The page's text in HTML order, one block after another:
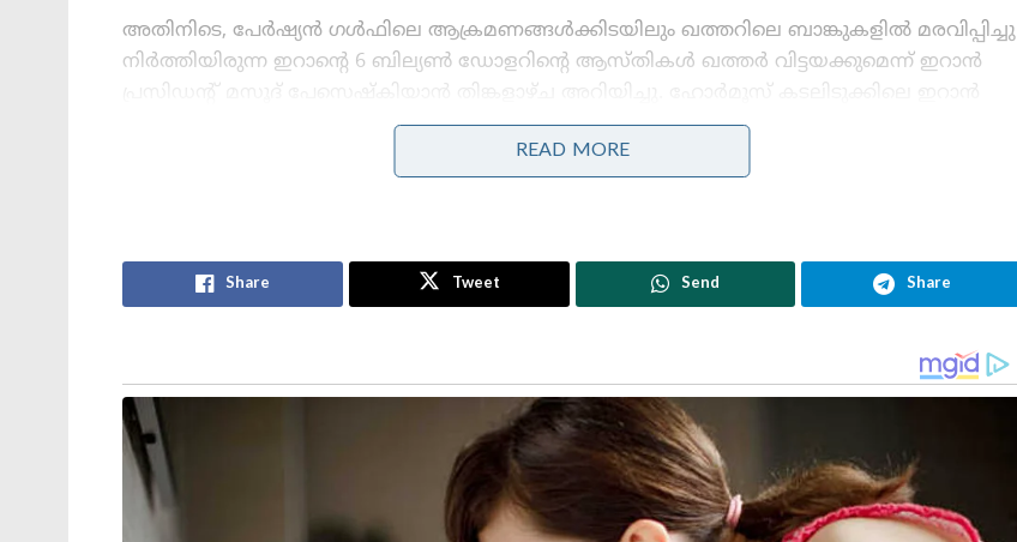
അതിനിടെ, പേർഷ്യൻ ഗൾഫിലെ ആക്രമണങ്ങൾക്കിടയിലും ഖത്തറിലെ ബാങ്കുകളിൽ മരവിപ്പിച്ചു
നിർത്തിയിരുന്ന ഇറാന്റെ 6 ബില്യൺ ഡോളറിന്റെ ആസ്തികൾ ഖത്തർ വിട്ടയക്കുമെന്ന് ഇറാൻ
പ്രസിഡന്റ് മസൂദ് പേസെഷ്കിയാൻ തിങ്കളാഴ്ച അറിയിച്ചു. ഹോർമൂസ് കടലിടുക്കിലെ ഇറാൻ
ആധിപത്യത്തെ വെല്ലുവിളിച്ചുകൊണ്ട് ഒമാന്റെ പ്രാദേശിക ജലാതിർത്തിയിലൂടെയുള്ള കപ്പൽ
ഗതാഗതം സജീവമാക്കാൻ അന്താരാഷ്ട്ര തലത്തിൽ നീക്കങ്ങൾ നടക്കുന്നുണ്ട്
READ MORE
Share Tweet Send Share